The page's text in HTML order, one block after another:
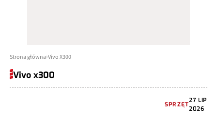
Strona główna Vivo X300
Vivo x300
SPRZĘT
27 LIP
2026